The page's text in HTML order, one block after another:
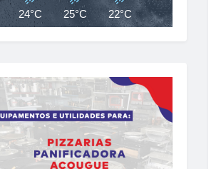
24°C 25°C 22°C 22°C